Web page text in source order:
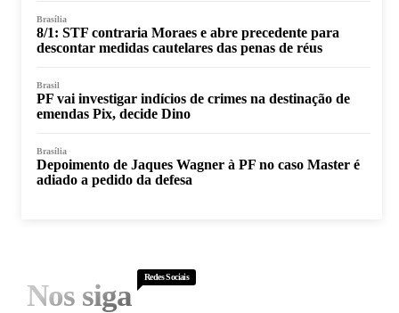
Brasília
8/1: STF contraria Moraes e abre precedente para
descontar medidas cautelares das penas de réus
Brasil
PF vai investigar indícios de crimes na destinação de
emendas Pix, decide Dino
Brasília
Depoimento de Jaques Wagner à PF no caso Master é
adiado a pedido da defesa
Nos siga
Redes Sociais